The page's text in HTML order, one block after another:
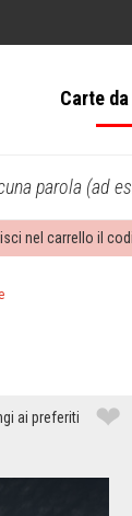
Carte
parola (ad
nel carrello il
ai preferiti ❤